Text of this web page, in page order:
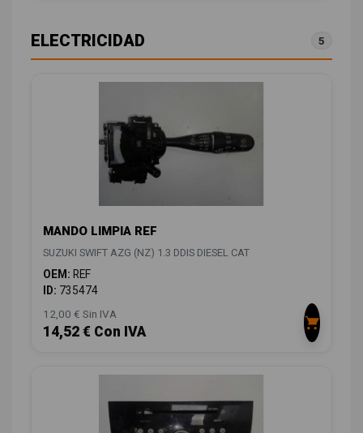
ELECTRICIDAD 5
MANDO LIMPIA REF
SUZUKI SWIFT AZG (NZ) 1.3 DDIS DIESEL CAT
OEM: REF
ID: 735474
12,00 € Sin IVA
14,52 € Con IVA